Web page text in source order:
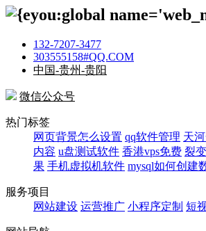
132-7207-3477
303555158#QQ.COM
中国-贵州-贵阳
微信公众号
热门标签
网页背景怎么设置 qq软件管理 天
内容 u盘测试软件 香港vps免费 裂
果 手机虚拟机软件 mysql如何创建
服务项目
网站建设 运营推广 小程序定制 短